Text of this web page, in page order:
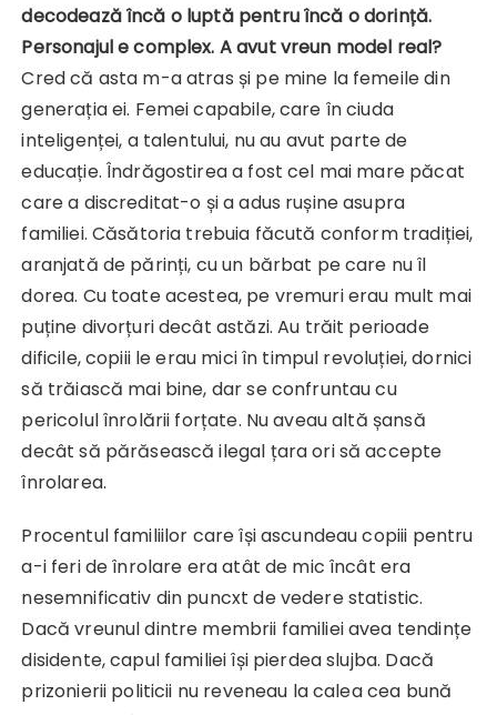
decodează încă o luptă pentru încă o dorință.
Personajul e complex. A avut vreun model real?
Cred că asta m-a atras și pe mine la femeile din
generația ei. Femei capabile, care în ciuda
inteligenței, a talentului, nu au avut parte de
educație. Îndrăgostirea a fost cel mai mare păcat
care a discreditat-o și a adus rușine asupra
familiei. Căsătoria trebuia făcută conform tradiției,
aranjată de părinți, cu un bărbat pe care nu îl
dorea. Cu toate acestea, pe vremuri erau mult mai
puține divorțuri decât astăzi. Au trăit perioade
dificile, copiii le erau mici în timpul revoluției, dornici
să trăiască mai bine, dar se confruntau cu
pericolul înrolării forțate. Nu aveau altă șansă
decât să părăsească ilegal țara ori să accepte
înrolarea.
Procentul familiilor care își ascundeau copiii pentru
a-i feri de înrolare era atât de mic încât era
nesemnificativ din puncxt de vedere statistic.
Dacă vreunul dintre membrii familiei avea tendințe
disidente, capul familiei își pierdea slujba. Dacă
prizonierii politicii nu reveneau la calea cea bună